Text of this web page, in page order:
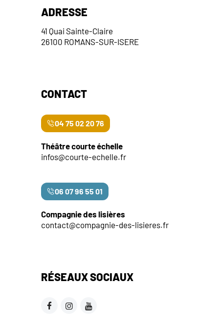
ADRESSE
41 Quai Sainte-Claire
26100 ROMANS-SUR-ISERE
CONTACT
04 75 02 20 76
Théâtre courte échelle
infos@courte-echelle.fr
06 07 96 55 01
Compagnie des lisières
contact@compagnie-des-lisieres.fr
RÉSEAUX SOCIAUX